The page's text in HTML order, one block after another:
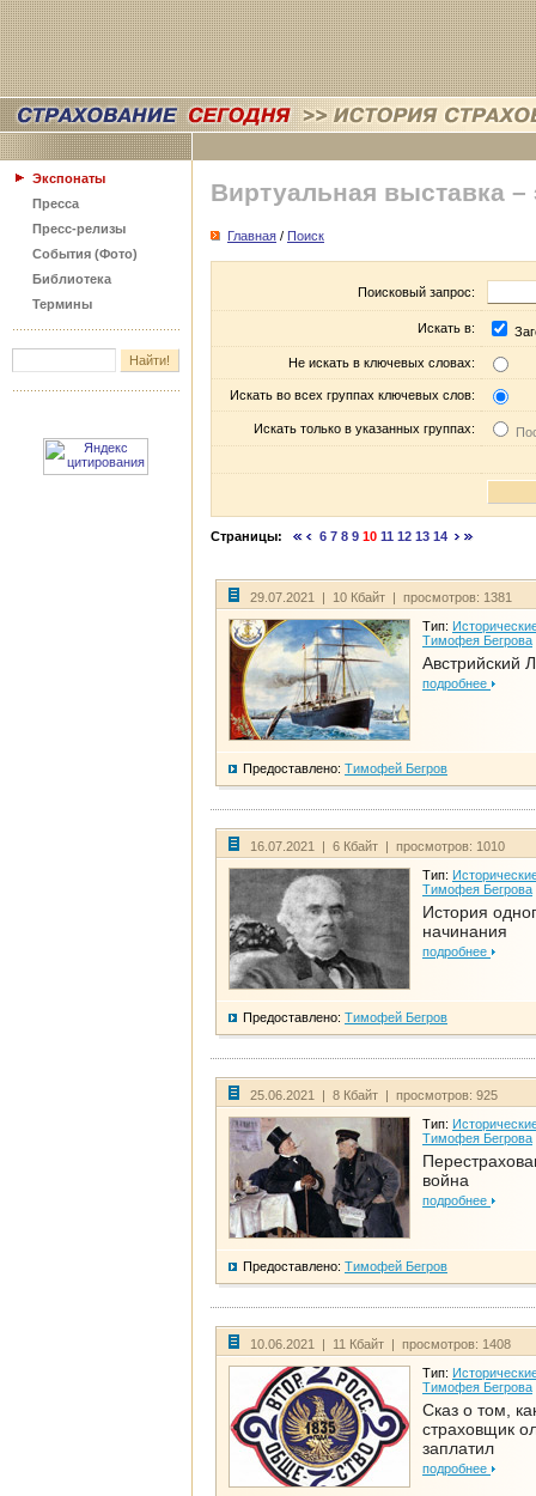
Экспонаты
Пресса
Пресс-релизы
События (Фото)
Библиотека
Термины
Виртуальная выставка –
Главная / Поиск
Поисковый запрос:
Искать в:
Не искать в ключевых словах:
Искать во всех группах ключевых слов:
Искать только в указанных группах:
Страницы: 6 7 8 9 10 11 12 13 14
29.07.2021 | 10 Кбайт | просмотров: 1381
Тип:
Тимофея Бегрова
Австрийский
подробнее
Предоставлено: Тимофей Бегров
16.07.2021 | 6 Кбайт | просмотров: 1010
Тип:
Тимофея Бегрова
История
начинания
подробнее
Предоставлено: Тимофей Бегров
25.06.2021 | 8 Кбайт | просмотров: 925
Тип:
Тимофея Бегрова
война
подробнее
Предоставлено: Тимофей Бегров
10.06.2021 | 11 Кбайт | просмотров: 1408
Тип:
Тимофея Бегрова
Сказ о том,
страховщик
заплатил
подробнее